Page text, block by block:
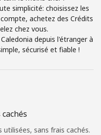
VOUS →
simplicité: choisissez les
achetez des Crédits
chez vous.
depuis l'étranger à
sécurisé et fiable !
sans frais cachés.